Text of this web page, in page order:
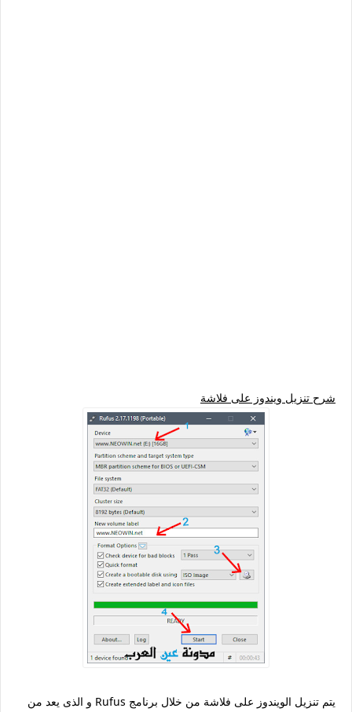
شرح تنزيل ويندوز على فلاشة
يتم تنزيل الويندوز على فلاشة من خلال برنامج Rufus و الذى يعد من